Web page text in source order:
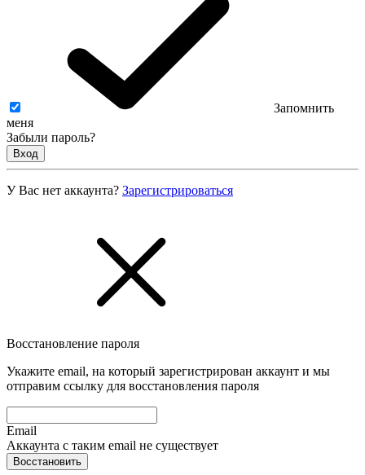
Запомнить
меня
Забыли пароль?
Вход
У Вас нет аккаунта? Зарегистрироваться
Восстановление пароля
Укажите email, на который зарегистрирован аккаунт и мы
отправим ссылку для восстановления пароля
Email
Аккаунта с таким email не существует
Восстановить